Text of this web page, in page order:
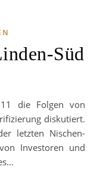
Süd
diskutiert.
letzten Nischen-
Investoren und